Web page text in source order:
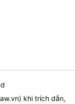
) khi trích dẫn,